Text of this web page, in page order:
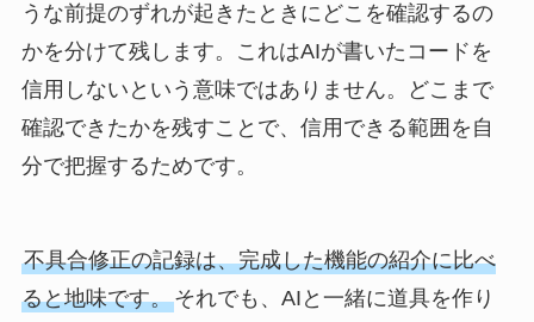
うな前提のずれが起きたときにどこを確認するの
かを分けて残します。これはAIが書いたコードを
信用しないという意味ではありません。どこまで
確認できたかを残すことで、信用できる範囲を自
分で把握するためです。
不具合修正の記録は、完成した機能の紹介に比べ
ると地味です。それでも、AIと一緒に道具を作り